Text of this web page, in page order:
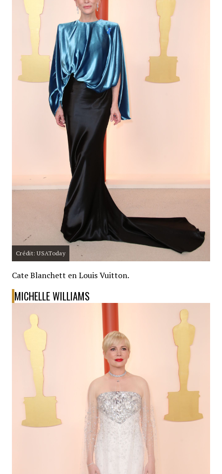
Crédit: USAToday
Cate Blanchett en Louis Vuitton.
MICHELLE WILLIAMS